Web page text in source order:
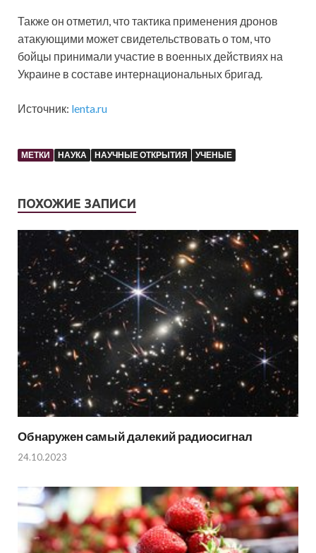
Также он отметил, что тактика применения дронов
атакующими может свидетельствовать о том, что
бойцы принимали участие в военных действиях на
Украине в составе интернациональных бригад.
Источник: lenta.ru
МЕТКИ НАУКА НАУЧНЫЕ ОТКРЫТИЯ УЧЕНЫЕ
ПОХОЖИЕ ЗАПИСИ
Обнаружен самый далекий радиосигнал
24.10.2023